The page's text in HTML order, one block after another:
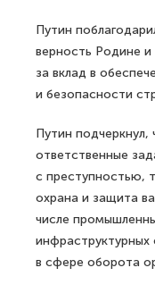
Путин
верность Родине
за вклад в
и безопасности
Путин
ответственные
с преступностью,
охрана и защита
числе
в сфере оборота